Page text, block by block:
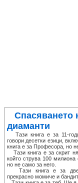
Спасяването
диаманти
Тази книга е за 11-
говори десетки езици,
книга е за Професора, но
Тази книга е за скрит
който струва 100
но не само за него.
Тази книга е за две
прекрасно момиче и